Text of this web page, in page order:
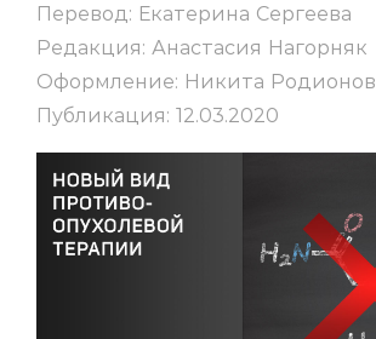
Перевод: Екатерина Сергеева
Редакция: Анастасия Нагорняк
Оформление: Никита Родионов
Публикация: 12.03.2020